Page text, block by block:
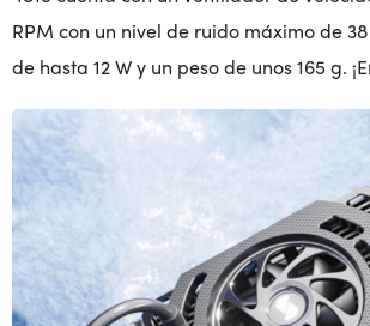
RPM con un nivel de ruido máximo de
de hasta 12 W y un peso de unos 165 g.